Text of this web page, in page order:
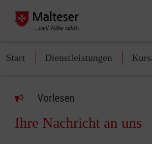
Start Dienstleistungen
Vorlesen
Ihre Nachricht an uns